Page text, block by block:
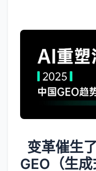
变革催生
GEO（生